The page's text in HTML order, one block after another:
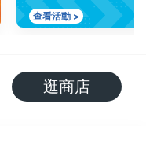
查看活動 >
逛商店